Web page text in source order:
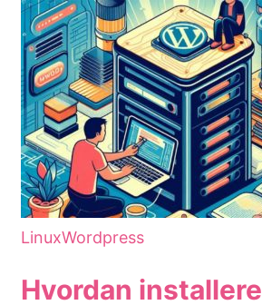
funksjonen
på
i
Linux.
LinuxWordpress
Hvordan installere